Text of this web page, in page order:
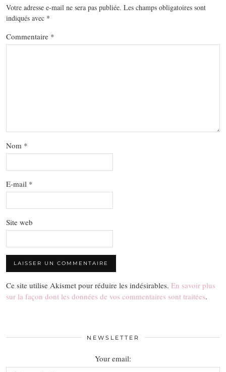
Votre adresse e-mail ne sera pas publiée. Les champs obligatoires sont
indiqués avec *
Commentaire *
Nom *
E-mail *
Site web
Ce site utilise Akismet pour réduire les indésirables. En savoir plus
sur la façon dont les données de vos commentaires sont traitées.
NEWSLETTER
Your email: